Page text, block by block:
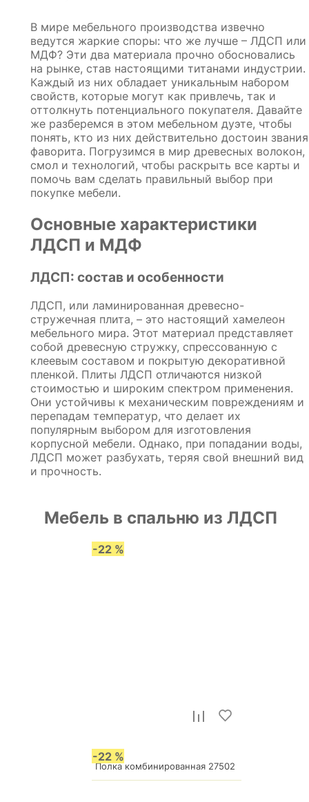
В мире мебельного производства извечно
ведутся жаркие споры: что же лучше – ЛДСП или
МДФ? Эти два материала прочно обосновались
на рынке, став настоящими титанами индустрии.
Каждый из них обладает уникальным набором
свойств, которые могут как привлечь, так и
оттолкнуть потенциального покупателя. Давайте
же разберемся в этом мебельном дуэте, чтобы
понять, кто из них действительно достоин звания
фаворита. Погрузимся в мир древесных волокон,
смол и технологий, чтобы раскрыть все карты и
помочь вам сделать правильный выбор при
покупке мебели.
Основные характеристики
ЛДСП и МДФ
ЛДСП: состав и особенности
ЛДСП, или ламинированная древесно-
стружечная плита, – это настоящий хамелеон
мебельного мира. Этот материал представляет
собой древесную стружку, спрессованную с
клеевым составом и покрытую декоративной
пленкой. Плиты ЛДСП отличаются низкой
стоимостью и широким спектром применения.
Они устойчивы к механическим повреждениям и
перепадам температур, что делает их
популярным выбором для изготовления
корпусной мебели. Однако, при попадании воды,
ЛДСП может разбухать, теряя свой внешний вид
и прочность.
Мебель в спальню из ЛДСП
-22 %
Полка комбинированная 27502
6 715 р.
5 238 р.
-22 %